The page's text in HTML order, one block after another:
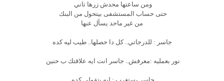
ومن ساعتها محدش زرها تاني
حتى حساب المستشفى بيتحول من البنك
من غير ماحد يسأل عنها
جاسر : للدرجاتي.. كل دا حصلها.. طيب ليه كده
نور بعمليه :معرفش.. جاسر انت ايه علاقتك ب حنين